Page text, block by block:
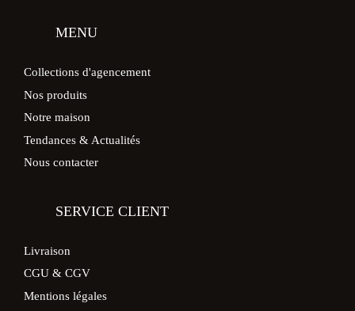
MENU
Collections d'agencement
Nos produits
Notre maison
Tendances & Actualités
Nous contacter
SERVICE CLIENT
Livraison
CGU & CGV
Mentions légales